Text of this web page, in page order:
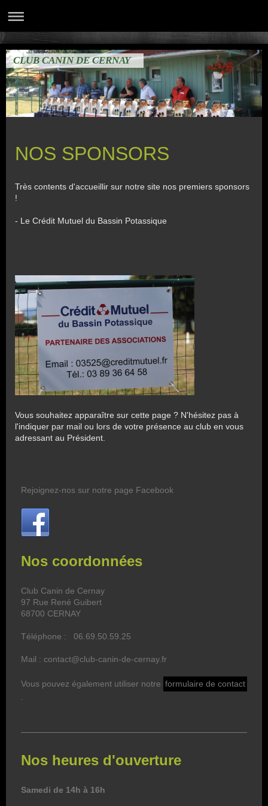
CLUB CANIN DE CERNAY
NOS SPONSORS
Très contents d'accueillir sur notre site nos premiers sponsors
!
- Le Crédit Mutuel du Bassin Potassique
Vous souhaitez apparaître sur cette page ? N'hésitez pas à
l'indiquer par mail ou lors de votre présence au club en vous
adressant au Président.
Rejoignez-nos sur notre page Facebook
Nos coordonnées
Club Canin de Cernay
97 Rue René Guibert
68700 CERNAY
Téléphone : 06.69.50.59.25
Mail : contact@club-canin-de-cernay.fr
Vous pouvez également utiliser notre formulaire de contact
Nos heures d'ouverture
Samedi de 14h à 16h